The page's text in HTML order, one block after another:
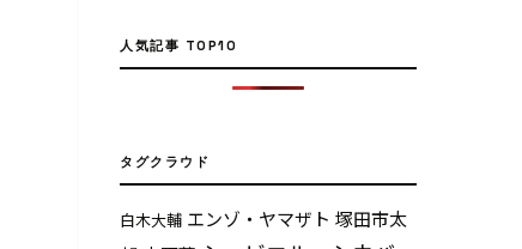
人気記事 TOP10
タグクラウド
白木大輔 エンゾ・ヤマザト 塚田市太